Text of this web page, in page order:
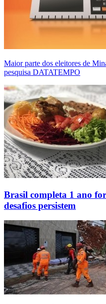
Maior parte dos eleitores de
pesquisa DATATEMPO
Brasil completa 1 ano
desafios persistem